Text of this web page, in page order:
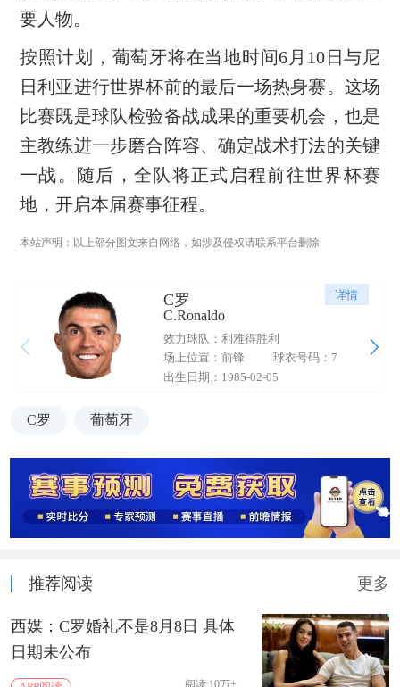
要人物。
按照计划，葡萄牙将在当地时间6月10日与尼
日利亚进行世界杯前的最后一场热身赛。这场
比赛既是球队检验备战成果的重要机会，也是
主教练进一步磨合阵容、确定战术打法的关键
一战。随后，全队将正式启程前往世界杯赛
地，开启本届赛事征程。
本站声明：以上部分图文来自网络，如涉及侵权请联系平台删除
详情
C罗
C.Ronaldo
效力球队：利雅得胜利
场上位置：前锋
球衣号码：7
出生日期：1985-02-05
C罗 葡萄牙
推荐阅读 更多
西媒：C罗婚礼不是8月8日 具体
日期未公布
阅读:10万+